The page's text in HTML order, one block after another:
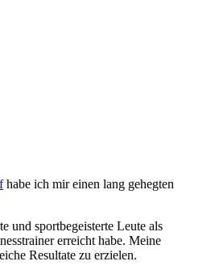
habe ich mir einen lang gehegten
und sportbegeisterte Leute als
erreicht habe. Meine
Resultate zu erzielen.